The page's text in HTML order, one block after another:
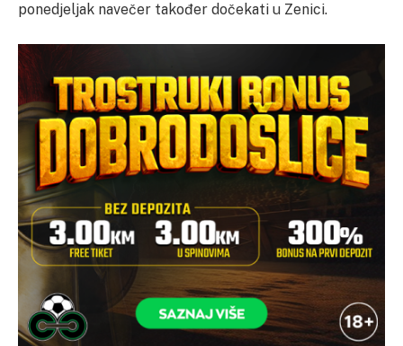
ponedjeljak navečer također dočekati u Zenici.